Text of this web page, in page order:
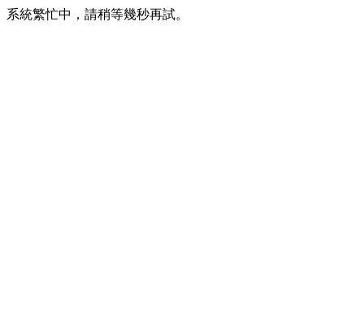
系統繁忙中，請稍等幾秒再試。